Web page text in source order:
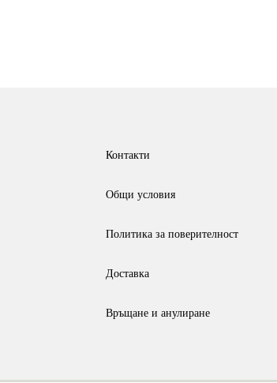
be
the
Контакти
Общи условия
Политика за поверителност
Доставка
Връщане и анулиране